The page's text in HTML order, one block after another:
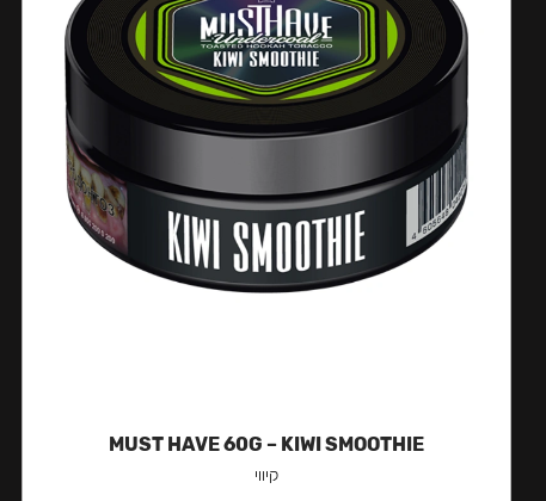
MUST HAVE 60G – KIWI SMOOTHIE
קיווי